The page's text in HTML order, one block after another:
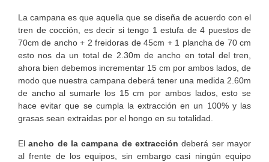
La campana es que aquella que se diseña de acuerdo con el
tren de cocción, es decir si tengo 1 estufa de 4 puestos de
70cm de ancho + 2 freidoras de 45cm + 1 plancha de 70 cm
esto nos da un total de 2.30m de ancho en total del tren,
ahora bien debemos incrementar 15 cm por ambos lados, de
modo que nuestra campana deberá tener una medida 2.60m
de ancho al sumarle los 15 cm por ambos lados, esto se
hace evitar que se cumpla la extracción en un 100% y las
grasas sean extraidas por el hongo en su totalidad.
Elancho de la campana de extracción deberá ser mayor
al frente de los equipos, sin embargo casi ningún equipo